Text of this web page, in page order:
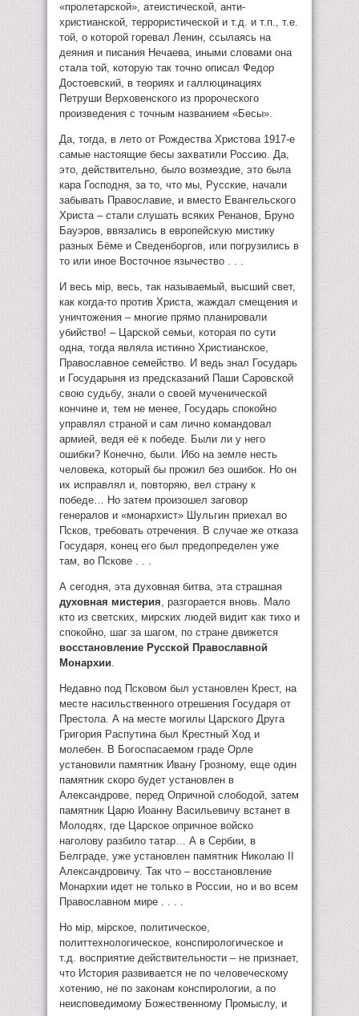
«пролетарской», атеистической, анти-
христианской, террористической и т.д. и т.п., т.е.
той, о которой горевал Ленин, ссылаясь на
деяния и писания Нечаева, иными словами она
стала той, которую так точно описал Федор
Достоевский, в теориях и галлюцинациях
Петруши Верховенского из пророческого
произведения с точным названием «Бесы».
Да, тогда, в лето от Рождества Христова 1917-е
самые настоящие бесы захватили Россию. Да,
это, действительно, было возмездие, это была
кара Господня, за то, что мы, Русские, начали
забывать Православие, и вместо Евангельского
Христа – стали слушать всяких Ренанов, Бруно
Бауэров, ввязались в европейскую мистику
разных Бёме и Сведенборгов, или погрузились в
то или иное Восточное язычество . . .
И весь мiр, весь, так называемый, высший свет,
как когда-то против Христа, жаждал смещения и
уничтожения – многие прямо планировали
убийство! – Царской семьи, которая по сути
одна, тогда являла истинно Христианское,
Православное семейство. И ведь знал Государь
и Государыня из предсказаний Паши Саровской
свою судьбу, знали о своей мученической
кончине и, тем не менее, Государь спокойно
управлял страной и сам лично командовал
армией, ведя её к победе. Были ли у него
ошибки? Конечно, были. Ибо на земле несть
человека, который бы прожил без ошибок. Но он
их исправлял и, повторяю, вел страну к
победе… Но затем произошел заговор
генералов и «монархист» Шульгин приехал во
Псков, требовать отречения. В случае же отказа
Государя, конец его был предопределен уже
там, во Пскове . . .
А сегодня, эта духовная битва, эта страшная
духовная мистерия, разгорается вновь. Мало
кто из светских, мирских людей видит как тихо и
спокойно, шаг за шагом, по стране движется
восстановление Русской Православной
Монархии.
Недавно под Псковом был установлен Крест, на
месте насильственного отрешения Государя от
Престола. А на месте могилы Царского Друга
Григория Распутина был Крестный Ход и
молебен. В Богоспасаемом граде Орле
установили памятник Ивану Грозному, еще один
памятник скоро будет установлен в
Александрове, перед Опричной слободой, затем
памятник Царю Иоанну Васильевичу встанет в
Молодях, где Царское опричное войско
наголову разбило татар… А в Сербии, в
Белграде, уже установлен памятник Николаю II
Александровичу. Так что – восстановление
Монархии идет не только в России, но и во всем
Православном мире . . . .
Но мiр, мiрское, политическое,
политтехнологическое, конспирологическое и
т.д. восприятие действительности – не признает,
что История развивается не по человеческому
хотению, не по законам конспирологии, а по
неисповедимому Божественному Промыслу, и